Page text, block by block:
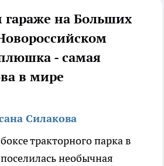
гараже на Больших
- самая
в мире
Силакова
тракторного парка в
необычная